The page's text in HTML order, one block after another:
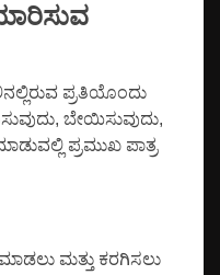
ಪ್ರತಿಯೊಂದು
ಬೇಯಿಸುವುದು,
ಪ್ರಮುಖ ಪಾತ್ರ
ಮತ್ತು ಕರಗಿಸಲು